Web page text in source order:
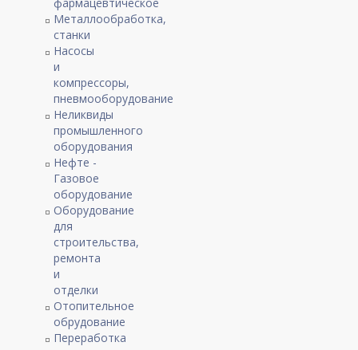
Металлообработка,
станки
Насосы
и
компрессоры,
пневмооборудование
Неликвиды
промышленного
оборудования
Нефте -
Газовое
оборудование
Оборудование
для
строительства,
ремонта
и
отделки
Отопительное
обрудование
Переработка